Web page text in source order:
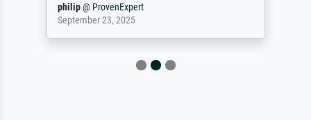
philip@ ProvenExpert
September 23, 2025